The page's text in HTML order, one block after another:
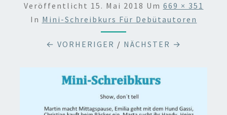
Veröffentlicht 15. Mai 2018 Um 669 × 351
In Mini-Schreibkurs Für Debütautoren
← VORHERIGER / NÄCHSTER →